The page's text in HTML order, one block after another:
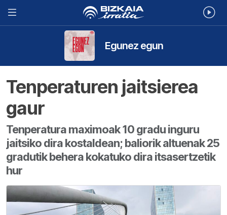
Egunez egun
Tenperaturen jaitsierea
gaur
Tenperatura maximoak 10 gradu inguru
jaitsiko dira kostaldean; baliorik altuenak 25
gradutik behera kokatuko dira itsasertzetik
hur